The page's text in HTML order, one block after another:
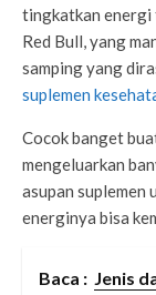
tingkatkan energi
Red Bull, yang
samping yang
suplemen
Cocok banget
mengeluarkan
asupan suplemen
energinya bisa
Baca : Jenis